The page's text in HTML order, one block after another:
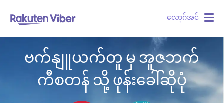
လော့ဂ်အင်
ဗက်နျူယက်တူ မှ အူဇဘက်
ကီစတန် သို့ ဖုန်းခေါ်ဆိုပုံ